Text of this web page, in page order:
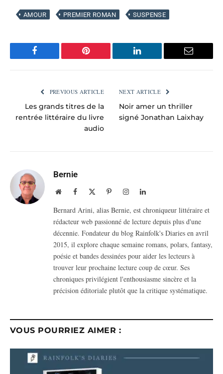
AMOUR PREMIER ROMAN SUSPENSE
Facebook Pinterest LinkedIn Email
PREVIOUS ARTICLE
Les grands titres de la
rentrée littéraire du livre
audio
NEXT ARTICLE
Noir amer un thriller
signé Jonathan Laixhay
Bernie
WebsiteFacebook PinterestInstagramLinkedIn
Bernard Arini, alias Bernie, est chroniqueur littéraire et
rédacteur web passionné de lecture depuis plus d'une
décennie. Fondateur du blog Rainfolk's Diaries en avril
2015, il explore chaque semaine romans, polars, fantasy,
poésie et bandes dessinées pour aider les lecteurs à
trouver leur prochaine lecture coup de cœur. Ses
chroniques privilégient l'enthousiasme sincère et la
précision éditoriale plutôt que la critique systématique.
VOUS POURRIEZ AIMER :